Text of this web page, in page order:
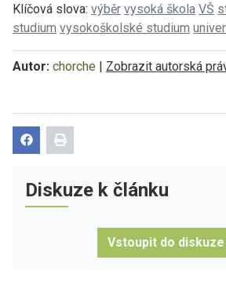
Klíčová slova: výběr vysoká škola VŠ
studium vysokoškolské studium
Autor: chorche | Zobrazit autorská
Diskuze k článku
Vstoupit do